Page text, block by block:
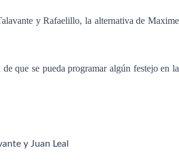
y Rafaelillo, la alternativa de Maxime
que se pueda programar algún festejo en la
y Juan Leal